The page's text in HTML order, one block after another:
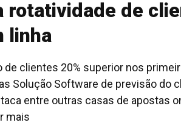
rotatividade de
linha
clientes 20% superior nos
Solução Software de previsão
entre outras casas de apostas
mais